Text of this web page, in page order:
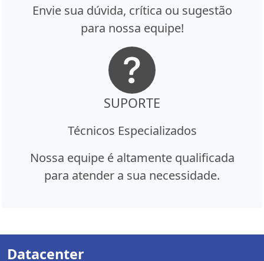
Envie sua dúvida, crítica ou sugestão
para nossa equipe!
SUPORTE
Técnicos Especializados
Nossa equipe é altamente qualificada
para atender a sua necessidade.
Datacenter